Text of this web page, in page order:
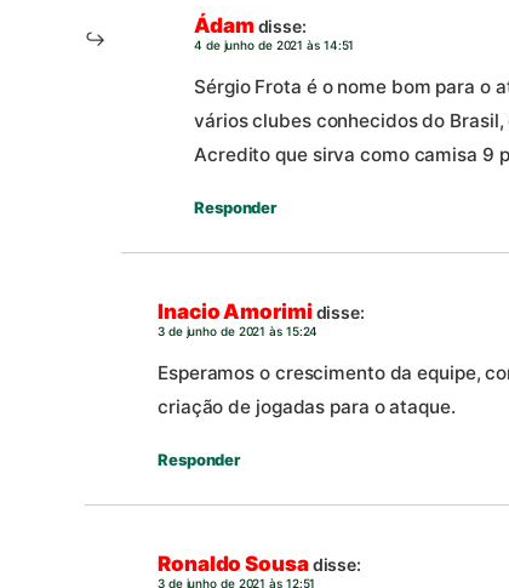
Ádamdisse:
4 de junho de 2021 às 14:51
Sérgio Frota é o nome bom para o
vários clubes conhecidos do
Acredito que sirva como camisa 9
Responder
Inacio Amorimidisse:
3 de junho de 2021 às 15:24
Esperamos o crescimento da equipe,
criação de jogadas para o ataque.
Responder
Ronaldo Sousadisse:
3 de junho de 2021 às 12:51